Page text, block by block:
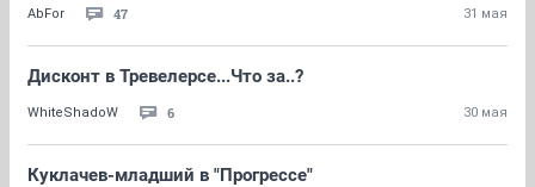
AbFor 47 31 мая
Дисконт в Тревелерсе...Что за..?
WhiteShadoW 6 30 мая
Куклачев-младший в "Прогрессе"